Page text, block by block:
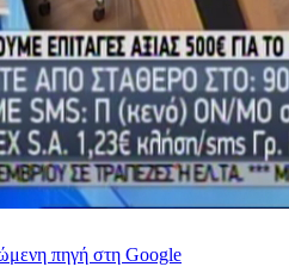
πηγή στη Google